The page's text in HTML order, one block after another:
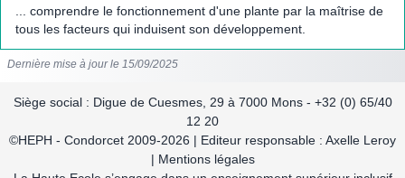
... comprendre le fonctionnement d'une plante par la maîtrise de
tous les facteurs qui induisent son développement.
Dernière mise à jour le 15/09/2025
Siège social : Digue de Cuesmes, 29 à 7000 Mons - +32 (0) 65/40
12 20
©HEPH - Condorcet 2009-2026 | Editeur responsable : Axelle Leroy
| Mentions légales